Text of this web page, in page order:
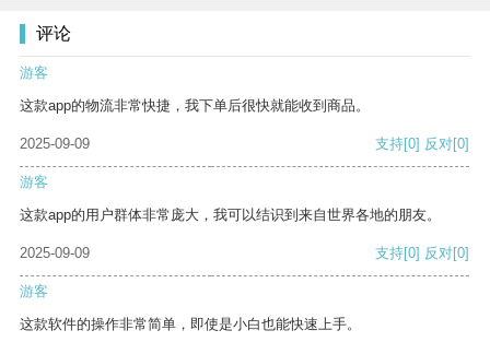
评论
游客
这款app的物流非常快捷，我下单后很快就能收到商品。
2025-09-09 支持[0] 反对[0]
游客
这款app的用户群体非常庞大，我可以结识到来自世界各地的朋友。
2025-09-09 支持[0] 反对[0]
游客
这款软件的操作非常简单，即使是小白也能快速上手。